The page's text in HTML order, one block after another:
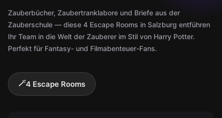
Zauberbücher, Zaubertranklabore und Briefe aus der
Zauberschule — diese 4 Escape Rooms in Salzburg entführen
Ihr Team in die Welt der Zauberer im Stil von Harry Potter.
Perfekt für Fantasy- und Filmabenteuer-Fans.
🪄4 Escape Rooms